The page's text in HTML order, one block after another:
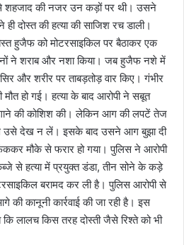
से शहजाद की नजर उन कड़ों पर थी। उसने
दोस्त की हत्या की साजिश रच डाली।
हुजैफ को मोटरसाइकिल पर बैठाकर एक
ने शराब और नशा किया। जब हुजैफ नशे में
और शरीर पर ताबड़तोड़ वार किए। गंभीर
हो गई। हत्या के बाद आरोपी ने सबूत
की कोशिश की। लेकिन आग की लपटें तेज
उसे देख न लें। इसके बाद उसने आग बुझा दी
मौके से फरार हो गया। पुलिस ने आरोपी
से हत्या में प्रयुक्त डंडा, तीन सोने के कड़े
बरामद कर ली है। पुलिस आरोपी से
कानूनी कार्रवाई की जा रही है। इस
कि लालच किस तरह दोस्ती जैसे रिश्ते को भी